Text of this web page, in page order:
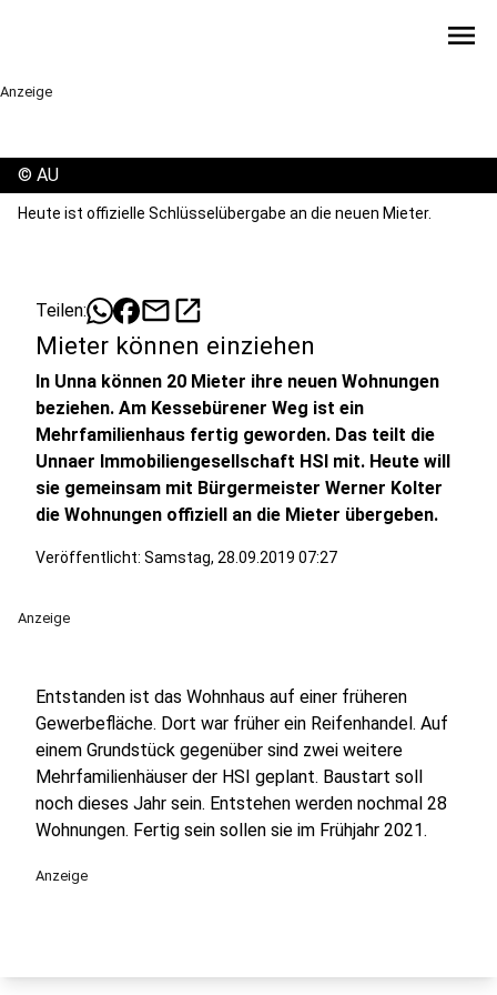
menu
Anzeige
© AU
Heute ist offizielle Schlüsselübergabe an die neuen Mieter.
Teilen: mailopen_in_new
Mieter können einziehen
In Unna können 20 Mieter ihre neuen Wohnungen
beziehen. Am Kessebürener Weg ist ein
Mehrfamilienhaus fertig geworden. Das teilt die
Unnaer Immobiliengesellschaft HSI mit. Heute will
sie gemeinsam mit Bürgermeister Werner Kolter
die Wohnungen offiziell an die Mieter übergeben.
Veröffentlicht: Samstag, 28.09.2019 07:27
Anzeige
Entstanden ist das Wohnhaus auf einer früheren
Gewerbefläche. Dort war früher ein Reifenhandel. Auf
einem Grundstück gegenüber sind zwei weitere
Mehrfamilienhäuser der HSI geplant. Baustart soll
noch dieses Jahr sein. Entstehen werden nochmal 28
Wohnungen. Fertig sein sollen sie im Frühjahr 2021.
Anzeige